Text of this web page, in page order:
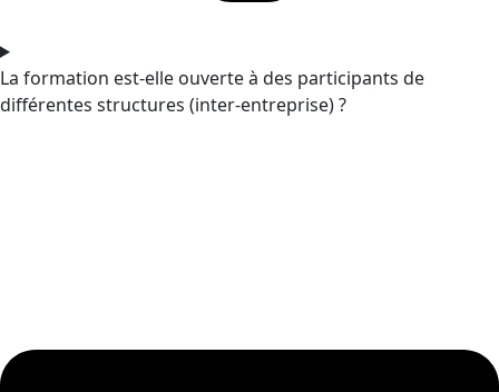
La formation est-elle ouverte à des participants de
différentes structures (inter-entreprise) ?